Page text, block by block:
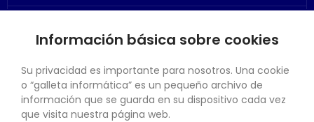
SU CUENTA
Información básica sobre cookies
Su privacidad es importante para nosotros. Una cookie
o “galleta informática” es un pequeño archivo de
información que se guarda en su dispositivo cada vez
que visita nuestra página web.